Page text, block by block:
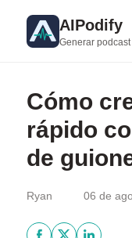
AIPodify
Generar
Cómo
rápido
de
Ryan 06 de